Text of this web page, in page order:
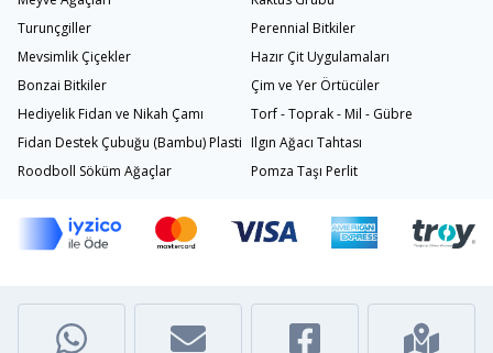
Turunçgiller
Perennial Bitkiler
Mevsimlik Çiçekler
Hazır Çit Uygulamaları
Bonzai Bitkiler
Çim ve Yer Örtücüler
Hediyelik Fidan ve Nikah Çamı
Torf - Toprak - Mil - Gübre
Fidan Destek Çubuğu (Bambu) Plastik Bağlama İpi
Ilgın Ağacı Tahtası
Roodboll Söküm Ağaçlar
Pomza Taşı Perlit